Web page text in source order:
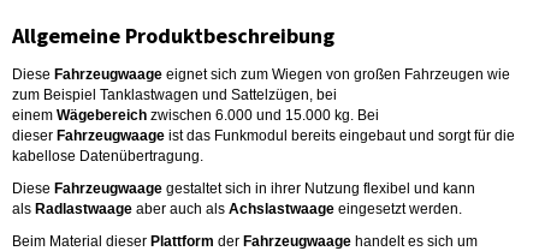
Allgemeine Produktbeschreibung
Diese Fahrzeugwaage eignet sich zum Wiegen von großen Fahrzeugen wie
zum Beispiel Tanklastwagen und Sattelzügen, bei
einem Wägebereich zwischen 6.000 und 15.000 kg. Bei
dieser Fahrzeugwaage ist das Funkmodul bereits eingebaut und sorgt für die
kabellose Datenübertragung.
Diese Fahrzeugwaage gestaltet sich in ihrer Nutzung flexibel und kann
als Radlastwaage aber auch als Achslastwaage eingesetzt werden.
Beim Material dieser Plattform der Fahrzeugwaage handelt es sich um